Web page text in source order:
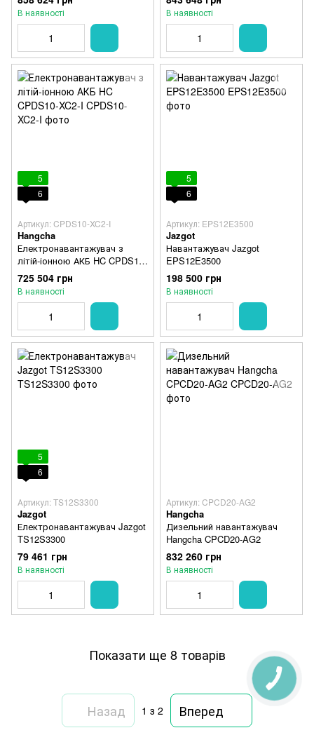
В наявності В наявності
5
6
Артикул: CPDS10-XC2-I
Hangcha
Електронавантажувач з
літій-іонною АКБ HC CPDS10-
XC2-I
725 504 грн
В наявності
5
6
Артикул: EPS12E3500
Jazgot
Навантажувач Jazgot
EPS12E3500
198 500 грн
В наявності
5
6
Артикул: TS12S3300
Jazgot
Електронавантажувач Jazgot
TS12S3300
79 461 грн
В наявності
Артикул: CPCD20-AG2
Hangcha
Дизельний навантажувач
Hangcha CPCD20-AG2
832 260 грн
В наявності
Показати ще 8 товарів
Назад 1 з 2 Вперед